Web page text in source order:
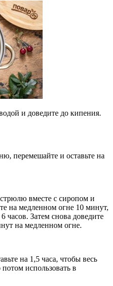
и доведите до кипения.
перемешайте и оставьте на
вместе с сиропом и
на медленном огне 10 минут,
часов. Затем снова доведите
на медленном огне.
на 1,5 часа, чтобы весь
использовать в